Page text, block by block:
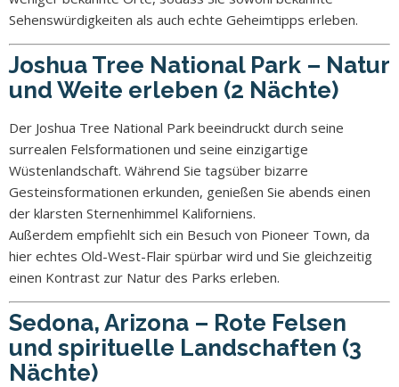
Sehenswürdigkeiten als auch echte Geheimtipps erleben.
Joshua Tree National Park – Natur
und Weite erleben (2 Nächte)
Der Joshua Tree National Park beeindruckt durch seine
surrealen Felsformationen und seine einzigartige
Wüstenlandschaft. Während Sie tagsüber bizarre
Gesteinsformationen erkunden, genießen Sie abends einen
der klarsten Sternenhimmel Kaliforniens.
Außerdem empfiehlt sich ein Besuch von Pioneer Town, da
hier echtes Old-West-Flair spürbar wird und Sie gleichzeitig
einen Kontrast zur Natur des Parks erleben.
Sedona, Arizona – Rote Felsen
und spirituelle Landschaften (3
Nächte)